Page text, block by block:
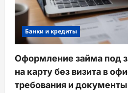
Банки и кредиты
Оформление займа под
на карту без визита в
требования и документы